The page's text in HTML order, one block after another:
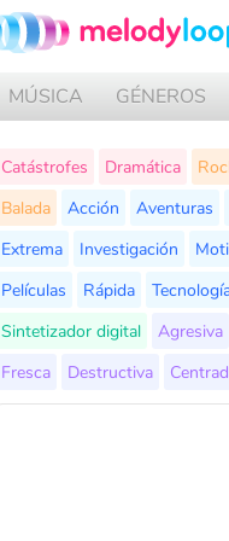
MÚSICA GÉNEROS
Catástrofes Dramática
Balada
Acción Aventuras
Extrema
Investigación
Películas
Rápida
Sintetizador digital
Agresiva
Fresca
Destructiva